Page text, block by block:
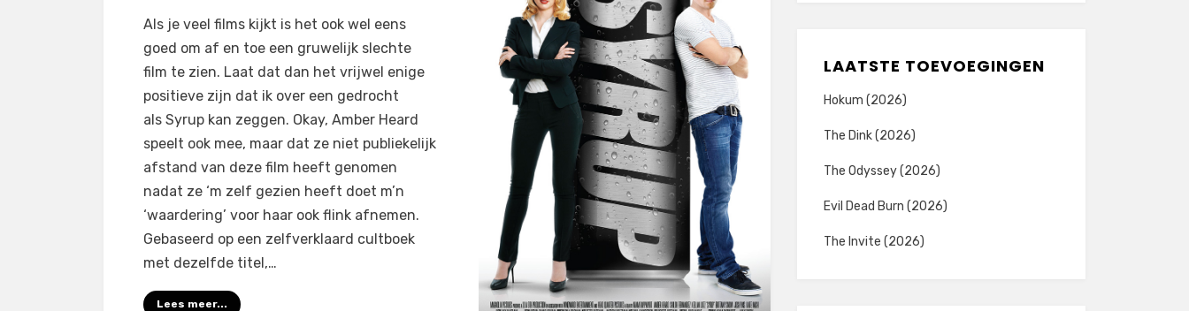
doorFilmofiel.nl
1 reactie op
Syrup
Als je veel films kijkt is het ook wel eens
goed om af en toe een gruwelijk slechte
film te zien. Laat dat dan het vrijwel enige
positieve zijn dat ik over een gedrocht
als Syrup kan zeggen. Okay, Amber Heard
speelt ook mee, maar dat ze niet publiekelijk
afstand van deze film heeft genomen
nadat ze ‘m zelf gezien heeft doet m’n
‘waardering’ voor haar ook flink afnemen.
Gebaseerd op een zelfverklaard cultboek
met dezelfde titel,…
Lees meer...
LAATSTE TOEVOEGINGEN
Hokum (2026)
The Dink (2026)
The Odyssey (2026)
Evil Dead Burn (2026)
The Invite (2026)